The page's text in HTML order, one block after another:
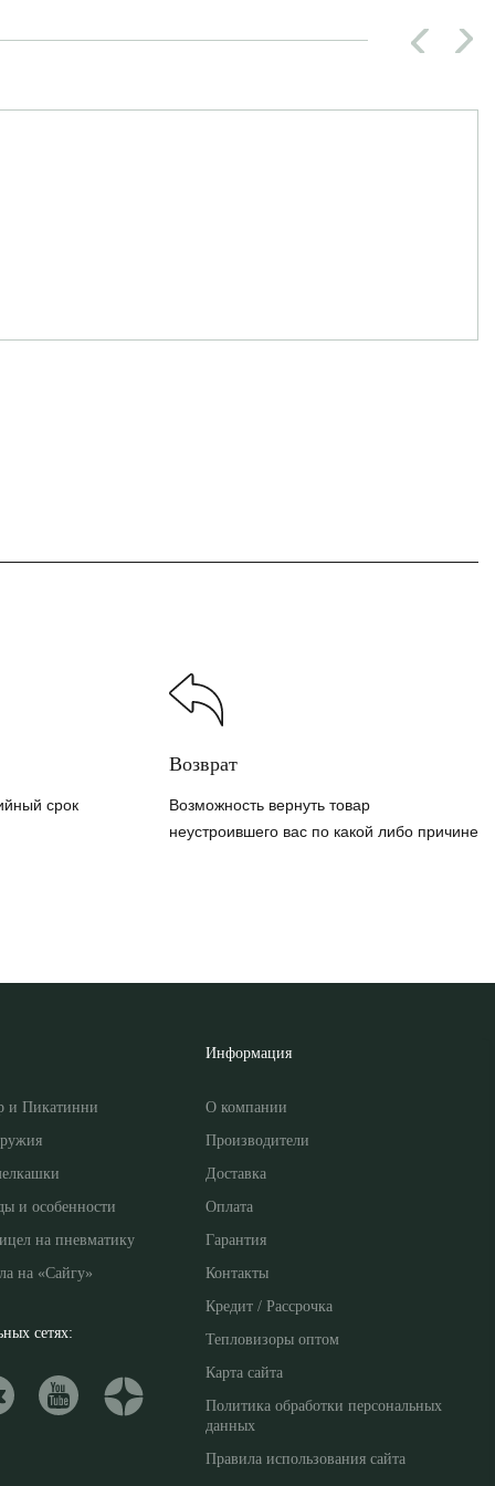
срок
Возврат
Возможность вернуть товар
неустроившего вас по какой либо причине
и Пикатинни
и особенности
на пневматику
на «Сайгу»
сетях:
Информация
О компании
Производители
Доставка
Оплата
Гарантия
Контакты
Кредит / Рассрочка
Тепловизоры оптом
Карта сайта
Политика обработки персональных
данных
Правила использования сайта